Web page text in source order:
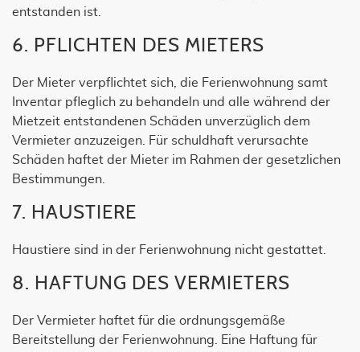
entstanden ist.
6. PFLICHTEN DES MIETERS
Der Mieter verpflichtet sich, die Ferienwohnung samt
Inventar pfleglich zu behandeln und alle während der
Mietzeit entstandenen Schäden unverzüglich dem
Vermieter anzuzeigen. Für schuldhaft verursachte
Schäden haftet der Mieter im Rahmen der gesetzlichen
Bestimmungen.
7. HAUSTIERE
Haustiere sind in der Ferienwohnung nicht gestattet.
8. HAFTUNG DES VERMIETERS
Der Vermieter haftet für die ordnungsgemäße
Bereitstellung der Ferienwohnung. Eine Haftung für